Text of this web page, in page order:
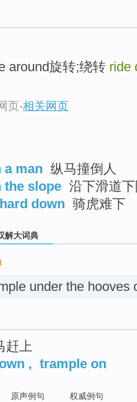
around旋转;绕转 ride
页-相关网页
a man 纵马撞倒人
the slope 沿下滑道
down 骑虎难下
解大词典
under the hooves
赶上
, trample on
原声例句 权威例句